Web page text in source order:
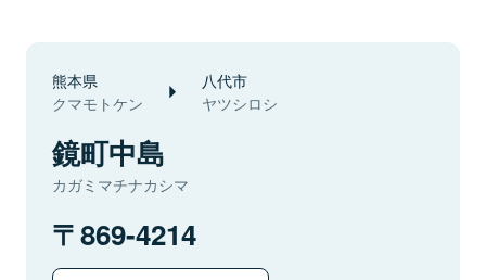
熊本県
クマモトケン
八代市
ヤツシロシ
鏡町中島
カガミマチナカシマ
869-4214